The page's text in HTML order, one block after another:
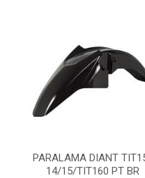
PARALAMA DIANT
14/15/TIT160 PT BR